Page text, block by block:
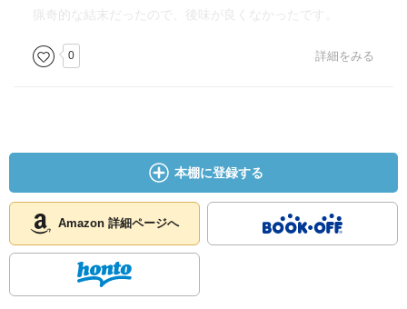
猟奇的な結末だったので、後味が良くなかったです。
0 詳細をみる
本棚に登録する
Amazon 詳細ページへ